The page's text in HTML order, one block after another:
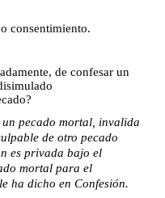
consentimiento.
de confesar un
pecado mortal, invalida
de otro pecado
es privada bajo el
mortal para el
ha dicho en Confesión.